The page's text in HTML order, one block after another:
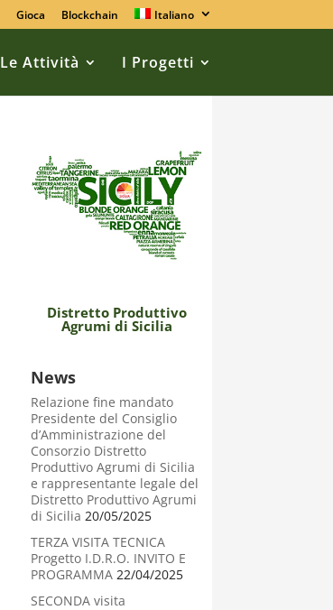
Gioca Blockchain Italiano
Le Attività I Progetti
Distretto Produttivo
Agrumi di Sicilia
News
Relazione fine mandato
Presidente del Consiglio
d’Amministrazione del
Consorzio Distretto
Produttivo Agrumi di Sicilia
e rappresentante legale del
Distretto Produttivo Agrumi
di Sicilia 20/05/2025
TERZA VISITA TECNICA
Progetto I.D.R.O. INVITO E
PROGRAMMA 22/04/2025
SECONDA visita